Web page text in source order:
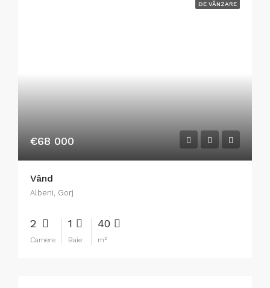
DE VÂNZARE
€68 000
Vând
Albeni, Gorj
2
Camere
1
Baie
40
m²